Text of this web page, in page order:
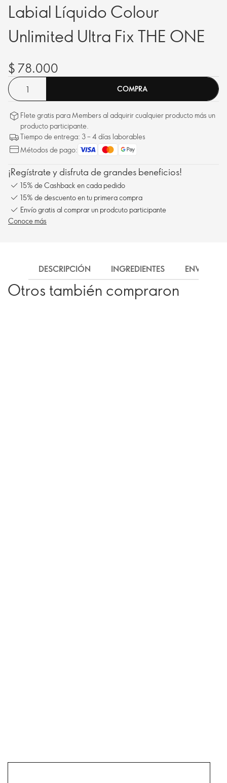
Labial Líquido Colour
Unlimited Ultra Fix THE ONE
$ 78.000
COMPRA
Flete gratis para Members al adquirir cualquier producto más un
producto participante.
Tiempo de entrega: 3 – 4 días laborables
Métodos de pago:
¡Regístrate y disfruta de grandes beneficios!
15% de Cashback en cada pedido
15% de descuento en tu primera compra
Envío gratis al comprar un prodcuto participante
Conoce más
DESCRIPCIÓN INGREDIENTES ENVÍO
Otros también compraron